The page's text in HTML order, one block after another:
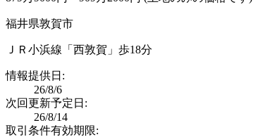
福井県敦賀市
ＪＲ小浜線「西敦賀」歩18分
情報提供日:
26/8/6
次回更新予定日:
26/8/14
取引条件有効期限: